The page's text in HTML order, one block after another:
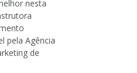
nesta
pela Agência
de